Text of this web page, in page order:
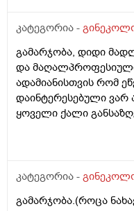
კატეგორია -
გამარჯობა, დიდი
და
ადამიანისთვის რომ
დაინტერესებული
ყოველი ქალი
თითოელისთვის, ეს
(ჩვილობიდან) რომელ
რომ დავუშვათ,
კატეგორია -
გამარჯობა.(როცა